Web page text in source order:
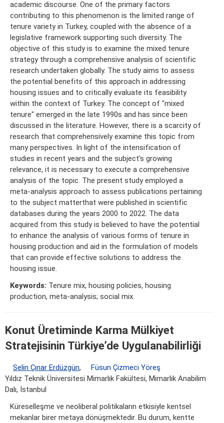
academic discourse. One of the primary factors
contributing to this phenomenon is the limited range of
tenure variety in Turkey, coupled with the absence of a
legislative framework supporting such diversity. The
objective of this study is to examine the mixed tenure
strategy through a comprehensive analysis of scientific
research undertaken globally. The study aims to assess
the potential benefits of this approach in addressing
housing issues and to critically evaluate its feasibility
within the context of Turkey. The concept of "mixed
tenure" emerged in the late 1990s and has since been
discussed in the literature. However, there is a scarcity of
research that comprehensively examine this topic from
many perspectives. In light of the intensification of
studies in recent years and the subject's growing
relevance, it is necessary to execute a comprehensive
analysis of the topic. The present study employed a
meta-analysis approach to assess publications pertaining
to the subject matterthat were published in scientific
databases during the years 2000 to 2022. The data
acquired from this study is believed to have the potential
to enhance the analysis of various forms of tenure in
housing production and aid in the formulation of models
that can provide effective solutions to address the
housing issue.
Keywords: Tenure mix, housing policies, housing
production, meta-analysis; social mix.
Konut Üretiminde Karma Mülkiyet
Stratejisinin Türkiye’de Uygulanabilirliği
Selin Çınar Erdüzgün,
Füsun Çizmeci Yöreş
Yıldız Teknik Üniversitesi Mimarlık Fakültesi, Mimarlık Anabilim
Dalı, İstanbul
Küreselleşme ve neoliberal politikaların etkisiyle kentsel
mekanlar birer metaya dönüşmektedir. Bu durum, kentte